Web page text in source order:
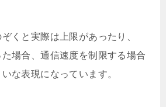
くと実際は上限があったり、
た場合、通信速度を制限する場合
な表現になっています。